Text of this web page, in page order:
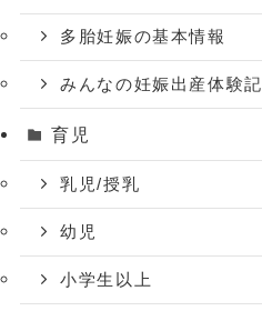
多胎妊娠の基本情報
みんなの妊娠出産体験記
育児
乳児/授乳
幼児
小学生以上